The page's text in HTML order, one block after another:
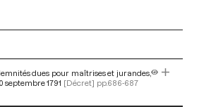
dues pour maîtrises et jurandes,
septembre 1791 [Décret] pp.686-687